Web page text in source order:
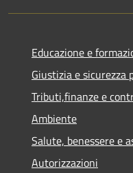
Educazione e
Giustizia e sicurezza
Tributi,finanze e
Ambiente
Salute, benessere e
Autorizzazioni